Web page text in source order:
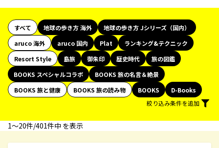
すべて 地球の歩き方 海外
地球の歩き方 Jシリーズ（国内）
aruco 海外
aruco 国内 Plat
ランキング&テクニック
Resort Style
島旅 御朱印 歴史時代
旅の図鑑
BOOKS スペシャルコラボ
BOOKS 旅の名言＆絶景
BOOKS 旅と健康
BOOKS 旅の読み物 BOOKS
D-Books
絞り込み条件を追加
1〜20件/401件中 を表示